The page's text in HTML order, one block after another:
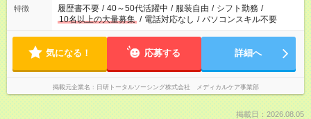
特徴 履歴書不要 / 40～50代活躍中 / 服装自由 / シフト勤務 /
10名以上の大量募集 / 電話対応なし / パソコンスキル不要
気になる！ 応募する 詳細へ
掲載元企業名 日研トータルソーシング株式会社 メディカルケア事業部
掲載日：2026.08.05